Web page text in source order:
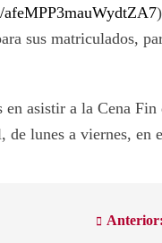
sus matriculados,
en asistir a la Cena
de lunes a viernes,
Anterior: